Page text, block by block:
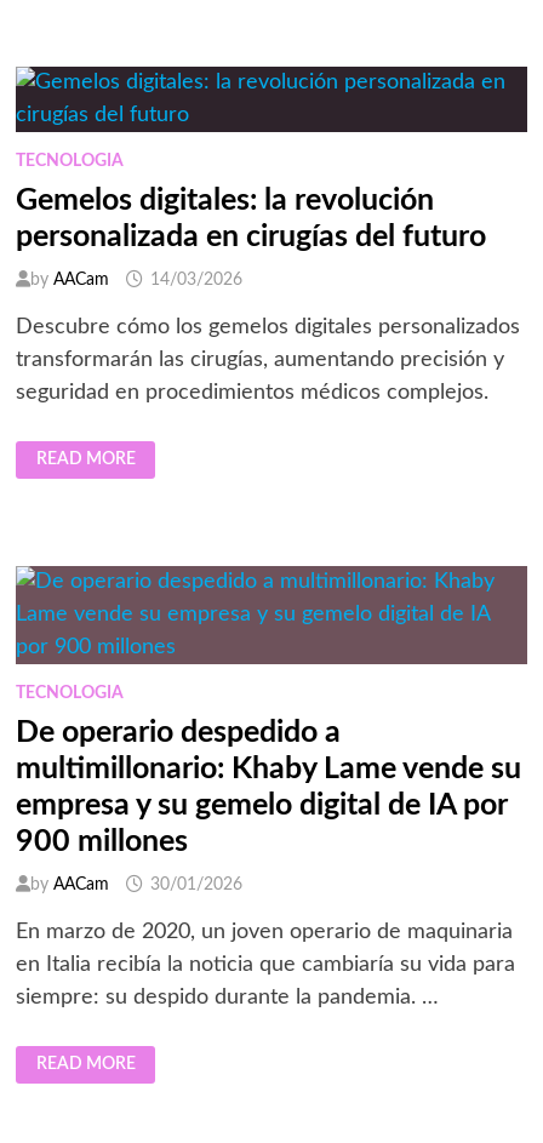
CONECTIVIDAD
EN
VIÑEDOS
PARA
LA
GESTIÓN
EFICIENTE
DEL
AGUA
TECNOLOGIA
Gemelos digitales: la revolución
personalizada en cirugías del futuro
by AACam 14/03/2026
Descubre cómo los gemelos digitales personalizados
transformarán las cirugías, aumentando precisión y
seguridad en procedimientos médicos complejos.
GEMELOS
DIGITALES:
LA
DEL
FUTURO
READ MORE
TECNOLOGIA
De operario despedido a
multimillonario: Khaby Lame vende su
empresa y su gemelo digital de IA por
900 millones
by AACam 30/01/2026
En marzo de 2020, un joven operario de maquinaria
en Italia recibía la noticia que cambiaría su vida para
siempre: su despido durante la pandemia. …
DE
OPERARIO
DESPEDIDO
READ MORE